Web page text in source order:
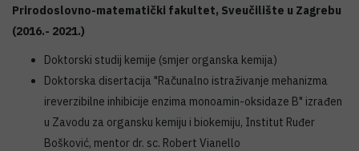
Prirodoslovno-matematički fakultet, Sveučilište u Zagrebu
(2016.- 2021.)
Doktorski studij kemije (smjer organska kemija)
Doktorska disertacija "Računalno istraživanje mehanizma
ireverzibilne inhibicije enzima monoamin-oksidaze B" izrađen
u Zavodu za organsku kemiju i biokemiju, Institut Ruđer
Bošković, mentor dr. sc. Robert Vianello